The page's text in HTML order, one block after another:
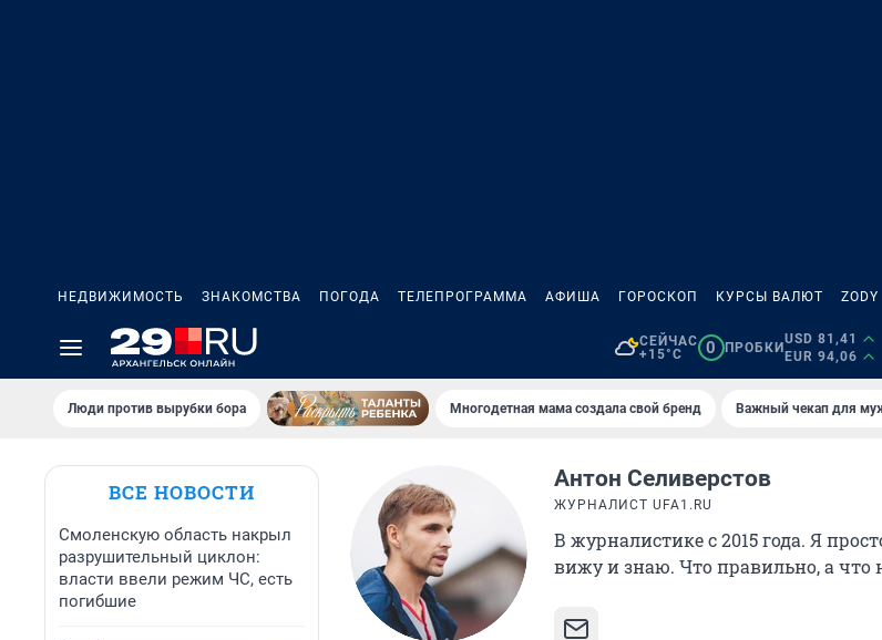
НЕДВИЖИМОСТЬ ЗНАКОМСТВА ПОГОДА ТЕЛЕПРОГРАММА АФИША ГОРОСКОП КУРСЫ ВАЛЮТ ZODY
СЕЙЧАС
+15°C
0 ПРОБКИ
USD 81,41
EUR 94,06
Люди против вырубки бора Многодетная мама создала свой бренд Важный чекап для
ВСЕ НОВОСТИ
Смоленскую область накрыл
разрушительный циклон:
власти ввели режим ЧС, есть
погибшие
Антон Селиверстов
ЖУРНАЛИСТ UFA1.RU
В журналистике с 2015 года. Я
вижу и знаю. Что правильно, а что